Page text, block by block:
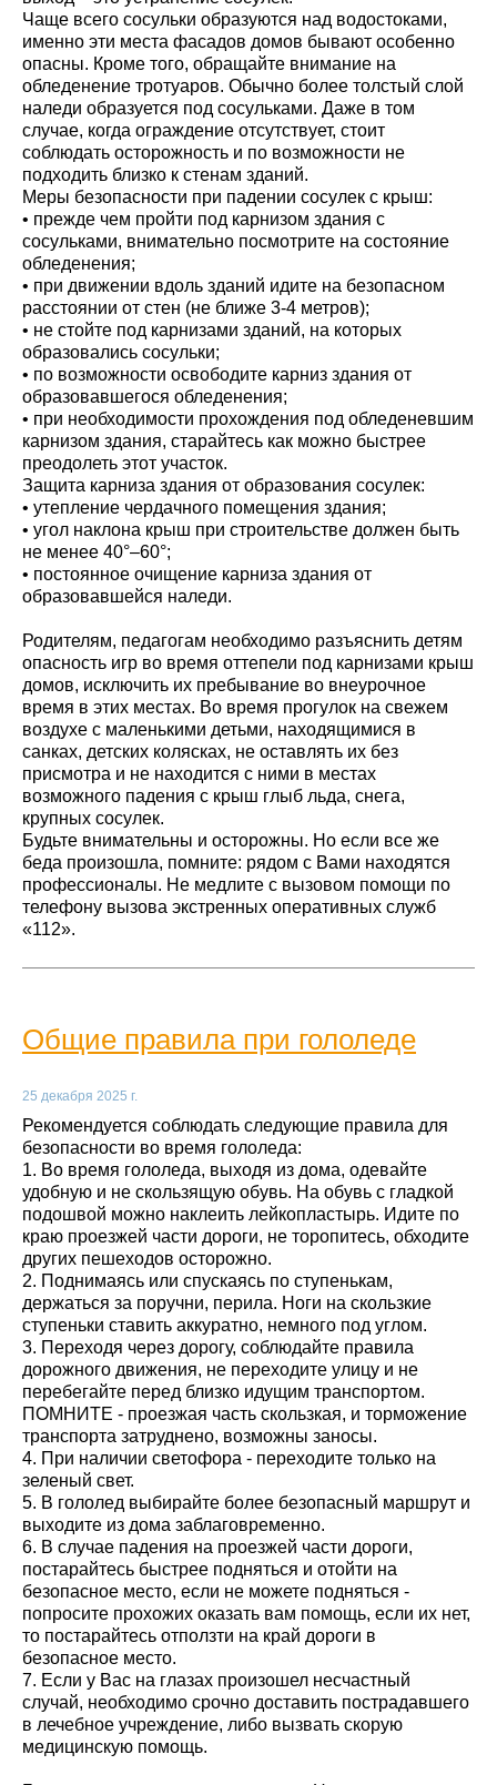
Чаще всего сосульки образуются над водостоками,
именно эти места фасадов домов бывают особенно
опасны. Кроме того, обращайте внимание на
обледенение тротуаров. Обычно более толстый слой
наледи образуется под сосульками. Даже в том
случае, когда ограждение отсутствует, стоит
соблюдать осторожность и по возможности не
подходить близко к стенам зданий.
Меры безопасности при падении сосулек с крыш:
• прежде чем пройти под карнизом здания с
сосульками, внимательно посмотрите на состояние
обледенения;
• при движении вдоль зданий идите на безопасном
расстоянии от стен (не ближе 3-4 метров);
• не стойте под карнизами зданий, на которых
образовались сосульки;
• по возможности освободите карниз здания от
образовавшегося обледенения;
• при необходимости прохождения под обледеневшим
карнизом здания, старайтесь как можно быстрее
преодолеть этот участок.
Защита карниза здания от образования сосулек:
• утепление чердачного помещения здания;
• угол наклона крыш при строительстве должен быть
не менее 40°–60°;
• постоянное очищение карниза здания от
образовавшейся наледи.
Родителям, педагогам необходимо разъяснить детям
опасность игр во время оттепели под карнизами крыш
домов, исключить их пребывание во внеурочное
время в этих местах. Во время прогулок на свежем
воздухе с маленькими детьми, находящимися в
санках, детских колясках, не оставлять их без
присмотра и не находится с ними в местах
возможного падения с крыш глыб льда, снега,
крупных сосулек.
Будьте внимательны и осторожны. Но если все же
беда произошла, помните: рядом с Вами находятся
профессионалы. Не медлите с вызовом помощи по
телефону вызова экстренных оперативных служб
«112».
Общие правила при гололеде
25 декабря 2025 г.
Рекомендуется соблюдать следующие правила для
безопасности во время гололеда:
1. Во время гололеда, выходя из дома, одевайте
удобную и не скользящую обувь. На обувь с гладкой
подошвой можно наклеить лейкопластырь. Идите по
краю проезжей части дороги, не торопитесь, обходите
других пешеходов осторожно.
2. Поднимаясь или спускаясь по ступенькам,
держаться за поручни, перила. Ноги на скользкие
ступеньки ставить аккуратно, немного под углом.
3. Переходя через дорогу, соблюдайте правила
дорожного движения, не переходите улицу и не
перебегайте перед близко идущим транспортом.
ПОМНИТЕ - проезжая часть скользкая, и торможение
транспорта затруднено, возможны заносы.
4. При наличии светофора - переходите только на
зеленый свет.
5. В гололед выбирайте более безопасный маршрут и
выходите из дома заблаговременно.
6. В случае падения на проезжей части дороги,
постарайтесь быстрее подняться и отойти на
безопасное место, если не можете подняться -
попросите прохожих оказать вам помощь, если их нет,
то постарайтесь отползти на край дороги в
безопасное место.
7. Если у Вас на глазах произошел несчастный
случай, необходимо срочно доставить пострадавшего
в лечебное учреждение, либо вызвать скорую
медицинскую помощь.